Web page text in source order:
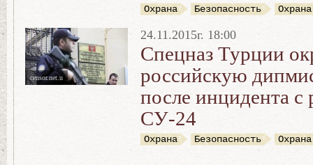
Охрана Безопасность
censor.net.u
24.11.2015г. 18:00
Спецназ Турции
российскую
после инцидента с
СУ-24
Охрана Безопасность